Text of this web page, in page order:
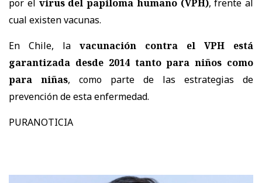
por el virus del papiloma humano (VPH), frente al
cual existen vacunas.
En Chile, la vacunación contra el VPH está
garantizada desde 2014 tanto para niños como
para niñas, como parte de las estrategias de
prevención de esta enfermedad.
PURANOTICIA